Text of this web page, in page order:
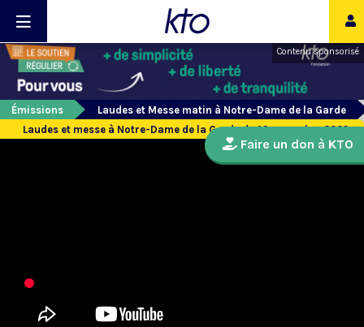
Contenu sponsorisé
Émissions
Laudes et Messe matin à Notre-Dame de la Garde
Laudes et messe à Notre-Dame de la Garde du 16 novembre 2022
Faire un don à KTO